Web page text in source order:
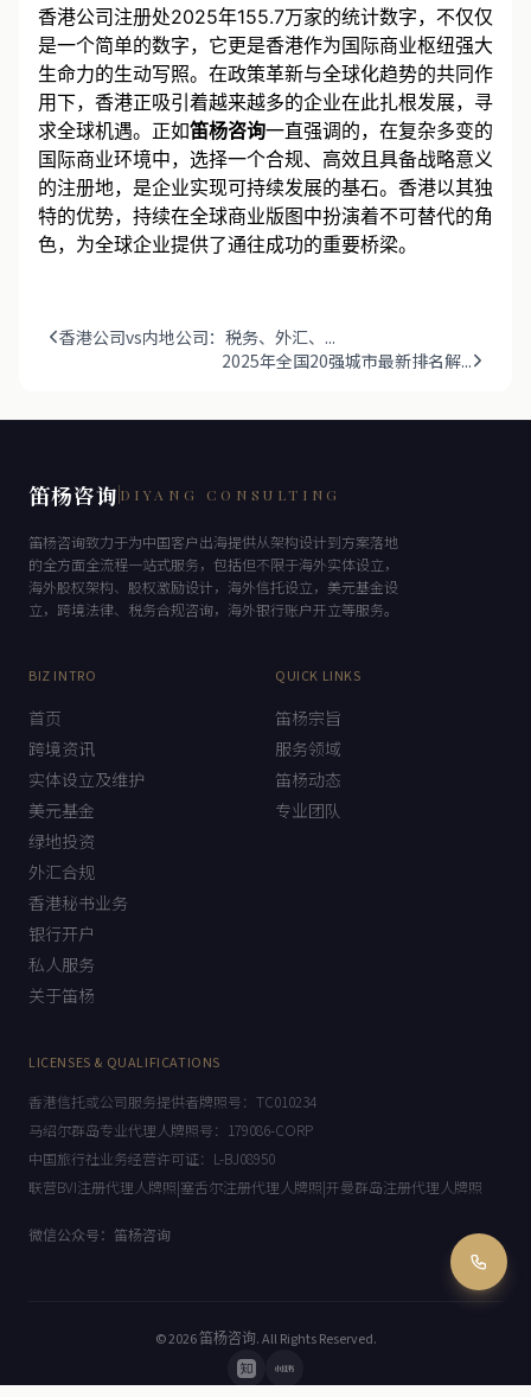
香港公司注册处2025年155.7万家的统计数字，不仅仅
是一个简单的数字，它更是香港作为国际商业枢纽强大
生命力的生动写照。在政策革新与全球化趋势的共同作
用下，香港正吸引着越来越多的企业在此扎根发展，寻
求全球机遇。正如 笛杨咨询一直强调的，在复杂多变的
国际商业环境中，选择一个合规、高效且具备战略意义
的注册地，是企业实现可持续发展的基石。香港以其独
特的优势，持续在全球商业版图中扮演着不可替代的角
香港公司vs内地公司：税务、外汇、...
笛杨咨询致力于为中国客户出海提供从架构设计到方案落地
的全方面全流程一站式服务，包括但不限于海外实体设立，
海外股权架构、股权激励设计，海外信托设立，美元基金设
首页
跨境资讯
实体设立及维护
美元基金
绿地投资
外汇合规
香港秘书业务
银行开户
私人服务
笛杨宗旨
服务领域
笛杨动态
香港信托或公司服务提供者牌照号：TC010234
马绍尔群岛专业代理人牌照号：179086-CORP
中国旅行社业务经营许可证：L-BJ08950
笛杨咨询. All Rights Reserved.